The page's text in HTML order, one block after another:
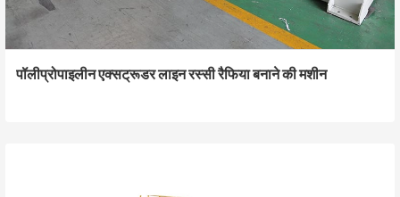
पॉलीप्रोपाइलीन एक्सट्रूडर लाइन रस्सी रैफिया बनाने की मशीन